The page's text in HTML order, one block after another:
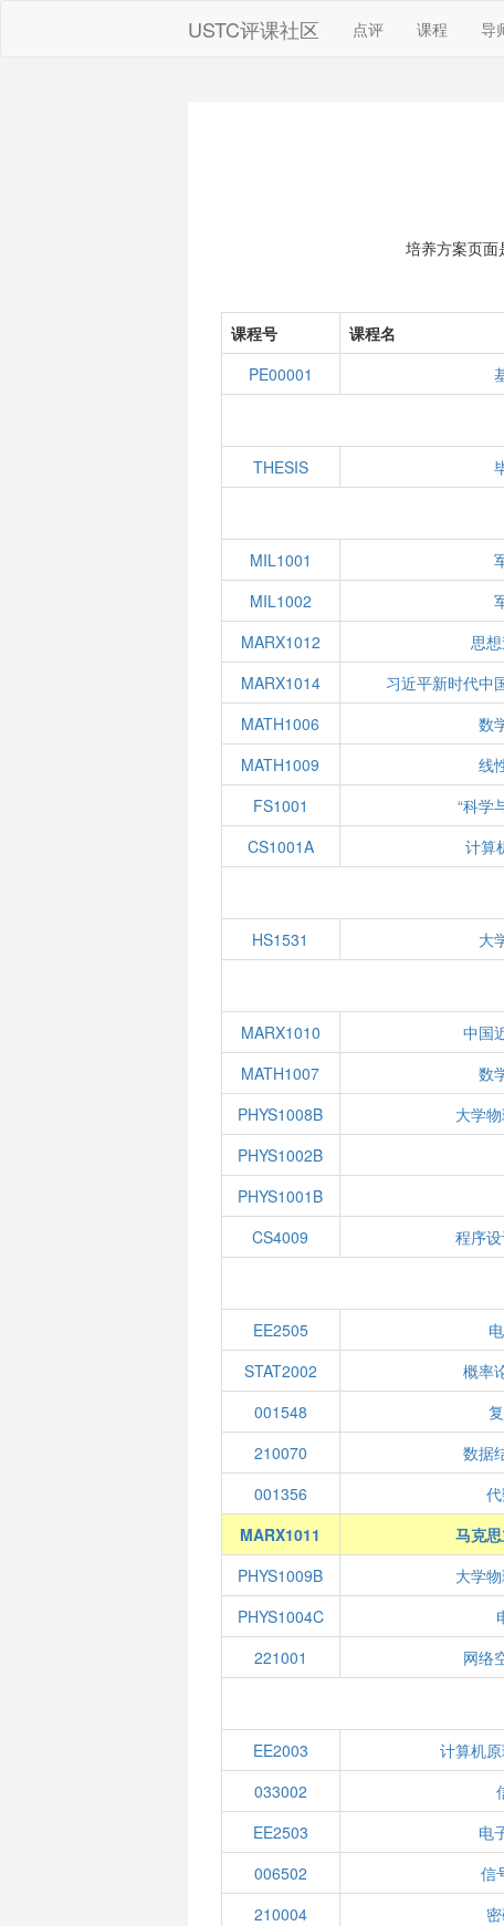
USTC评课社区 点评 课程 导
培养方案页面
课程号 课程名
PE00001
THESIS
MIL1001
MIL1002
MARX1012
思
MARX1014
习近平新时代中
MATH1006
数
MATH1009
线
FS1001
“科学
CS1001A
计算
HS1531 大
MARX1010 中国
MATH1007
数
PHYS1008B
大学
PHYS1002B
PHYS1001B
CS4009
程序
EE2505
STAT2002
概率
001548
210070
数据
001356
MARX1011
马克
PHYS1009B
大学
PHYS1004C
221001
网络
EE2003 计算机
033002
EE2503
电
006502
信
210004